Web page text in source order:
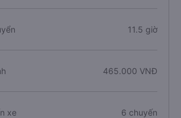
11.5 giờ
465.000 VNĐ
xe 6 chuyến